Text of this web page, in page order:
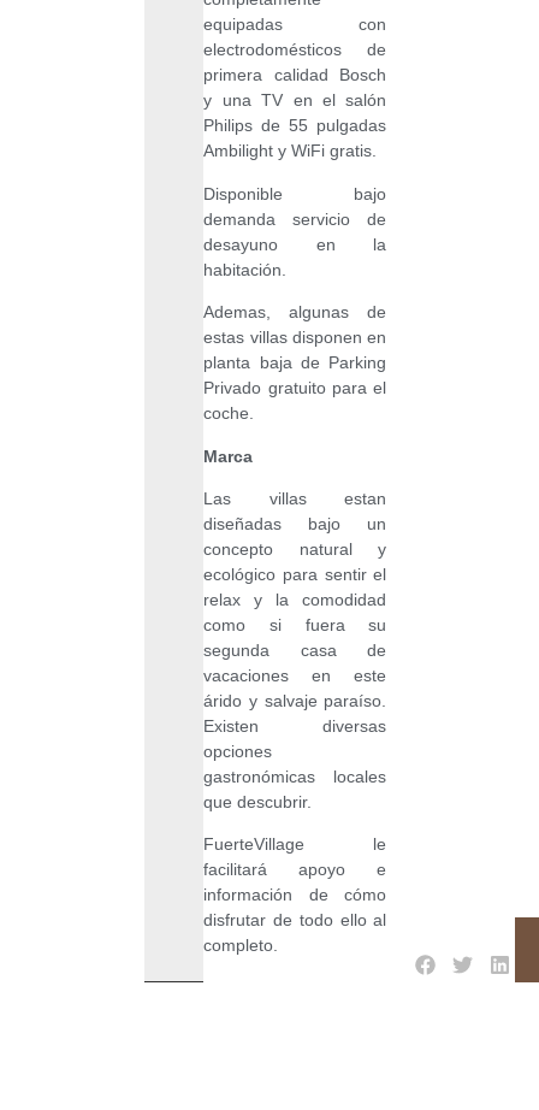
equipadas con
electrodomésticos de
primera calidad Bosch
y una TV en el salón
Philips de 55 pulgadas
Ambilight y WiFi gratis.
Disponible bajo
demanda servicio de
desayuno en la
habitación.
Ademas, algunas de
estas villas disponen en
planta baja de Parking
Privado gratuito para el
coche.
Marca
Las villas estan
diseñadas bajo un
concepto natural y
ecológico para sentir el
relax y la comodidad
como si fuera su
segunda casa de
vacaciones en este
árido y salvaje paraíso.
Existen diversas
opciones
gastronómicas locales
que descubrir.
FuerteVillage le
facilitará apoyo e
información de cómo
disfrutar de todo ello al
completo.